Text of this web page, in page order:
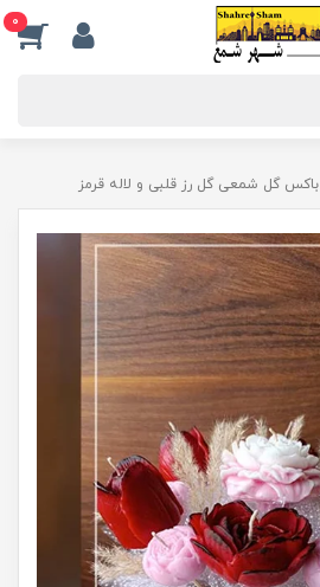
0
باکس گل شمعی گل رز قلبی و لاله قرمز